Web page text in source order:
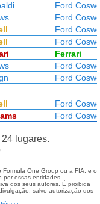
Ford
Ford
Ford
Ford
Ferrari
Ford
Ford
Ford
Ford
lugares.
Formula One Group ou a FIA, e o
essas entidades.
dos seus autores. É proibida
salvo autorização dos